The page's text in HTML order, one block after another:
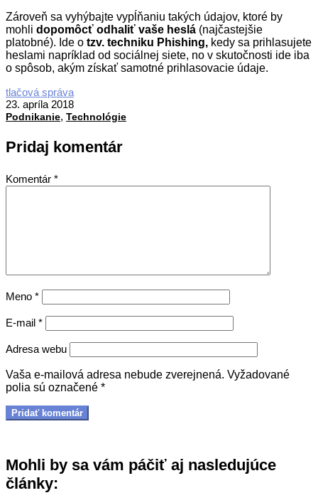
Zároveň sa vyhýbajte vypĺňaniu takých údajov, ktoré by
mohli dopomôcť odhaliť vaše heslá (najčastejšie
platobné). Ide o tzv. techniku Phishing, kedy sa prihlasujete
heslami napríklad od sociálnej siete, no v skutočnosti ide iba
o spôsob, akým získať samotné prihlasovacie údaje.
2018-
04-
23
tlačová správa
23. apríla 2018
Podnikanie, Technológie
Pridaj komentár
Komentár *
Meno *
E-mail *
Adresa webu
Vaša e-mailová adresa nebude zverejnená. Vyžadované
polia sú označené *
Mohli by sa vám páčiť aj nasledujúce
články: